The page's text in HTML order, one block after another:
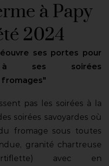
à Papy
2024
ses portes pour
à ses soirées
pas les soirées à la
soirées savoyardes où
fromage sous toutes
granité chartreuse
avec en